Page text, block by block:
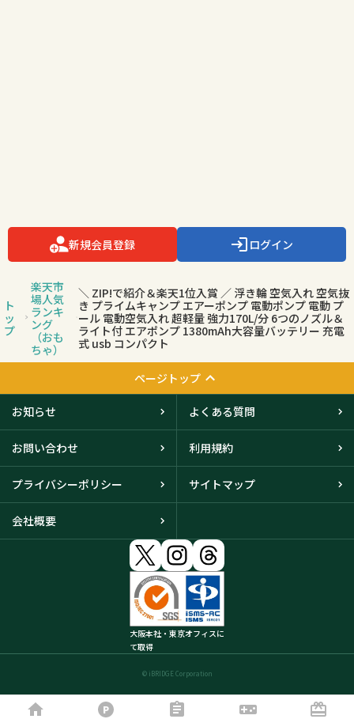
新規会員登録 ログイン
ト
ッ
プ
楽天市
場人気
ランキ
ング
（おも
ちゃ）
＼ ZIP!で紹介＆楽天1位入賞 ／ 浮き輪 空気入れ 空気抜
き プライムキャンプ エアーポンプ 電動ポンプ 電動 プ
ール 電動空気入れ 超軽量 強力170L/分 6つのノズル＆
ライト付 エアポンプ 1380mAh大容量バッテリー 充電
式 usb コンパクト
ページトップ
お知らせ よくある質問
お問い合わせ 利用規約
プライバシーポリシー サイトマップ
会社概要
大阪本社・東京オフィスに
て取得
© iBRIDGE Corporation